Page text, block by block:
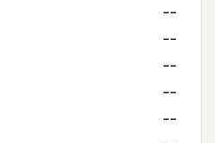
--
--
--
--
--